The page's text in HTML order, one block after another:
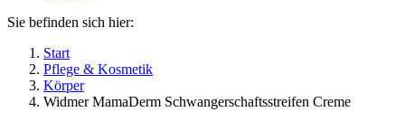
Sie befinden sich hier:
Start
Pflege & Kosmetik
Körper
Widmer MamaDerm Schwangerschaftsstreifen Creme